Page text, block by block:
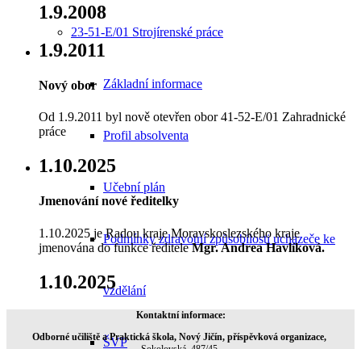
23-51-E/01 Strojírenské práce
Základní informace
Profil absolventa
Učební plán
Podmínky zdravotní způsobilosti uchazeče ke
vzdělání
ŠVP
1.9.2008
1.9.2011
Nový obor
Od 1.9.2011 byl nově otevřen obor 41-52-E/01 Zahradnické
práce
1.10.2025
Jmenování nové ředitelky
1.10.2025 je Radou kraje Moravskoslezského kraje
jmenována do funkce řediteleMgr. Andrea Havlíková.
1.10.2025
Kontaktní informace:
Odborné učiliště a Praktická škola, Nový Jičín, příspěvková organizace,